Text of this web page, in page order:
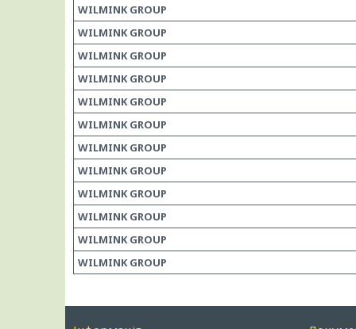
WILMINK GROUP
WILMINK GROUP
WILMINK GROUP
WILMINK GROUP
WILMINK GROUP
WILMINK GROUP
WILMINK GROUP
WILMINK GROUP
WILMINK GROUP
WILMINK GROUP
WILMINK GROUP
WILMINK GROUP